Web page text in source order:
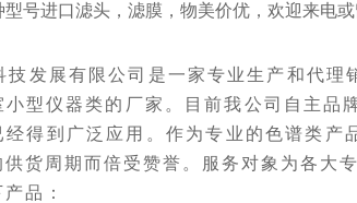
号进口滤头，滤膜，物美价优，欢迎来电或
技发展有限公司 是一家专业生产和代理
小型仪器类的厂家。目前我公司自主
得到广泛应用。 作为专业的色谱类产
货周期而倍受赞誉。
服务 对象为各大
品：